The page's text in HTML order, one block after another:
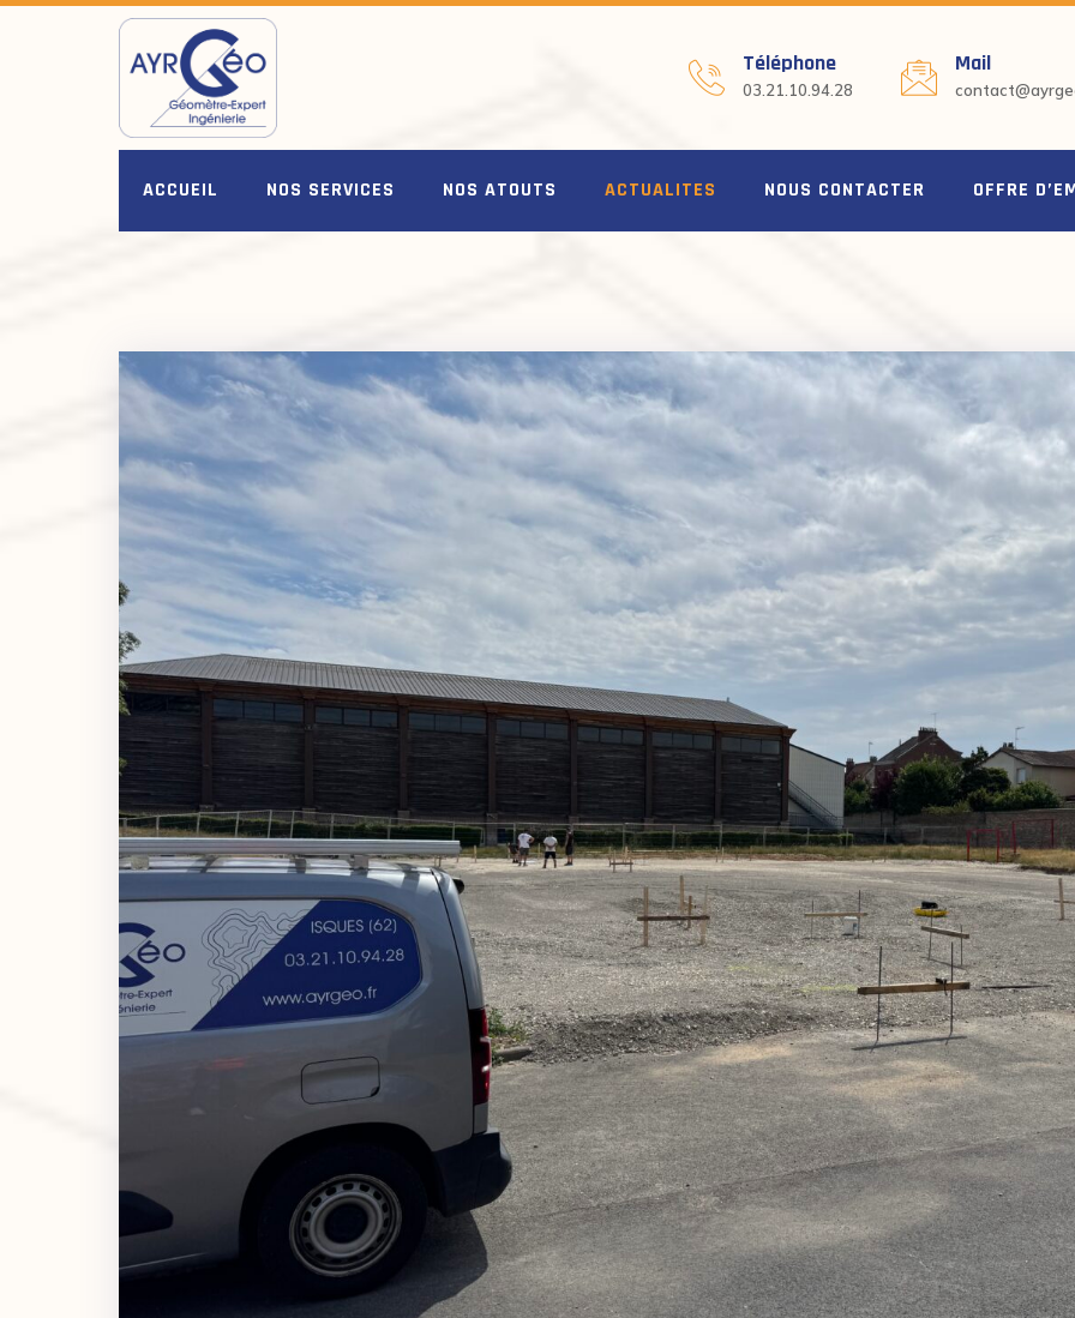
Skip
Téléphone
03.21.10.94.28
Mail
ACCUEIL NOS SERVICES NOS ATOUTS ACTUALITES NOUS CONTACTER OFFRE
ACTUALITES